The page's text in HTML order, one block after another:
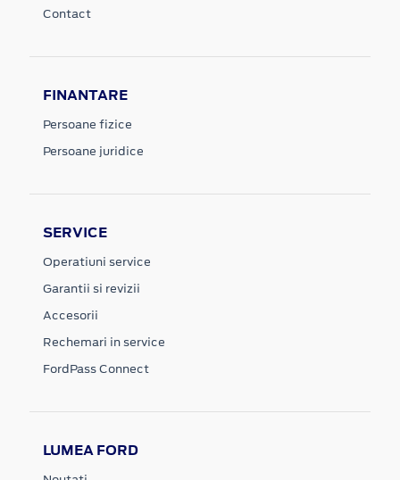
Contact
FINANTARE
Persoane fizice
Persoane juridice
SERVICE
Operatiuni service
Garantii si revizii
Accesorii
Rechemari in service
FordPass Connect
LUMEA FORD